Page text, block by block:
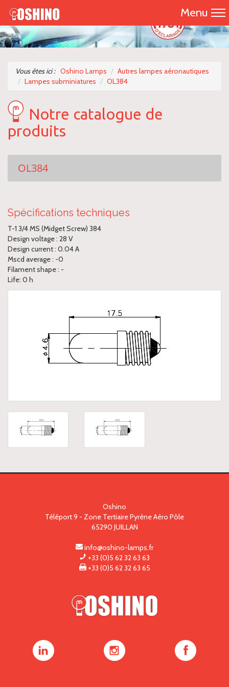
Menu
Accueil
Nos produits
Vous êtes ici : Oshino Lamps
Autres lampes aéronautiques
Lampes subminiatures
OL384
Notre catalogue de
produits
OL384
Spécifications techniques
T-1 3/4 MS (Midget Screw) 384
Design voltage : 28 V
Design current : 0.04 A
Mscd average : -0
Filament shape : -
Life: 0 h
Oshino
Téléport 9 - Zone Tertiaire Pyrène Aéro Pôle
65290 JUILLAN
info@oshino-lamps.fr
+33 (0)5 62 32 63 63
+33 (0)5 62 32 63 65
Oshino
Oshino
Oshino